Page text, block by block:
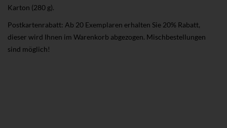
Karton (280 g).
Postkartenrabatt: Ab 20 Exemplaren erhalten Sie 20% Rabatt,
dieser wird Ihnen im Warenkorb abgezogen. Mischbestellungen
sind möglich!